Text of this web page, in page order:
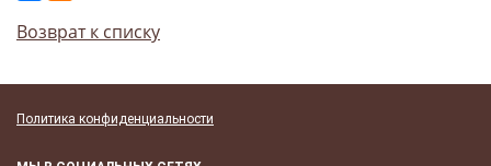
Возврат к списку
Политика конфиденциальности